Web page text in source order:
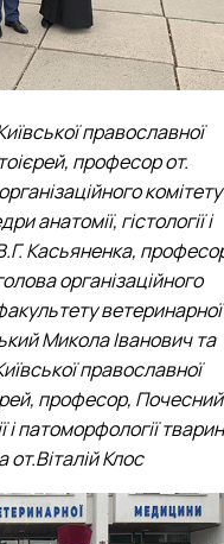
православної
професор от.
комітету
анатомії, гістології і
Касьяненка,
організаційного
ветеринарної
Микола Іванович та
православної
професор, Почесний
і патоморфології тварин
от.Віталій Клос